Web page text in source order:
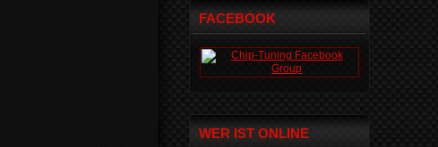
FACEBOOK
WER IST ONLINE